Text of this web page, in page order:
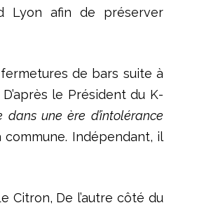
Lyon afin de préserver
de bars suite à
le Président du K-
une ère d’intolérance
Indépendant, il
Citron, De l’autre côté du